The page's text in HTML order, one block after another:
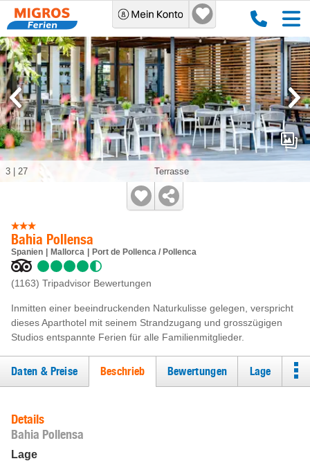
Bahia Pollensa
Spanien Mallorca Port de Pollenca / Pollenca
(1163) Tripadvisor Bewertungen
Inmitten einer beeindruckenden Naturkulisse gelegen, verspricht
dieses Aparthotel mit seinem Strandzugang und grosszügigen
Studios entspannte Ferien für alle Familienmitglieder.
Terrasse
3 27
Daten & Preise Beschrieb Bewertungen Lage
Details
Bahia Pollensa
Lage